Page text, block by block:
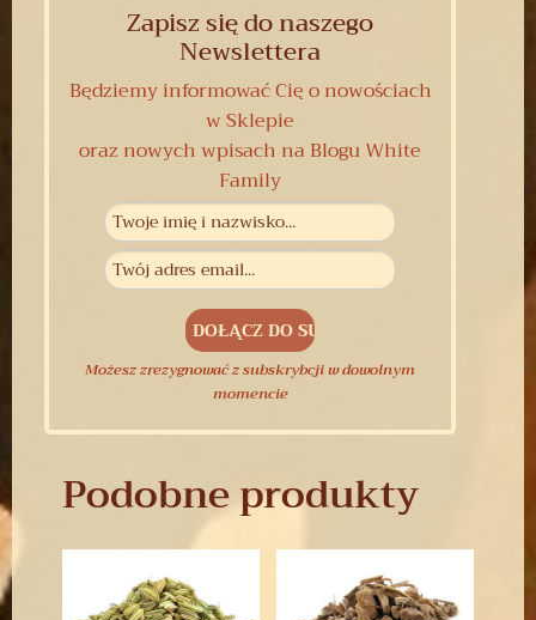
Zapisz się do naszego
Newslettera
Będziemy informować Cię o nowościach
w Sklepie
oraz nowych wpisach na Blogu White
Family
Możesz zrezygnować z subskrybcji w dowolnym
momencie
Podobne produkty